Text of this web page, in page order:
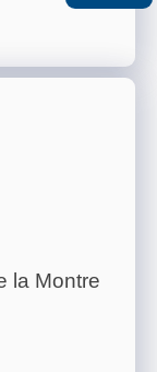
la Montre